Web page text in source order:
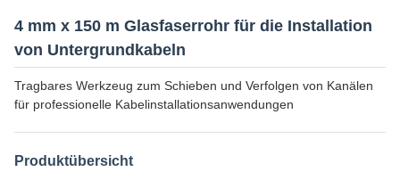
4 mm x 150 m Glasfaserrohr für die Installation
von Untergrundkabeln
Tragbares Werkzeug zum Schieben und Verfolgen von Kanälen
für professionelle Kabelinstallationsanwendungen
Produktübersicht